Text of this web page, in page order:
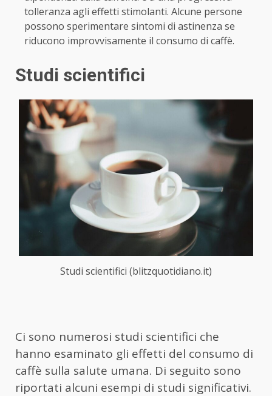
tolleranza agli effetti stimolanti. Alcune persone
possono sperimentare sintomi di astinenza se
riducono improvvisamente il consumo di caffè.
Studi scientifici
Studi scientifici (blitzquotidiano.it)
Ci sono numerosi studi scientifici che
hanno esaminato gli effetti del consumo di
caffè sulla salute umana. Di seguito sono
riportati alcuni esempi di studi significativi.